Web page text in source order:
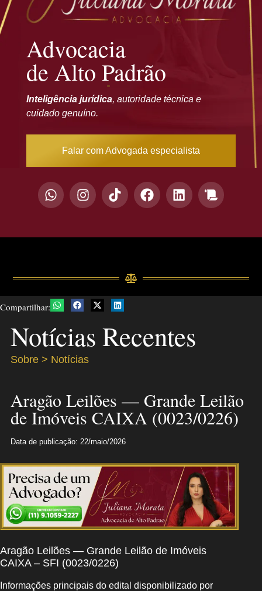
Advocacia
de Alto Padrão
Inteligência jurídica, autoridade técnica e
cuidado genuíno.
Falar com Advogada especialista
Compartilhar:
Notícias Recentes
Sobre > Notícias
Aragão Leilões — Grande Leilão
de Imóveis CAIXA (0023/0226)
Data de publicação: 22/maio/2026
Aragão Leilões — Grande Leilão de Imóveis
CAIXA – SFI (0023/0226)
Informações principais do edital disponibilizado por